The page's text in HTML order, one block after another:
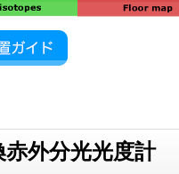
外分光光度計